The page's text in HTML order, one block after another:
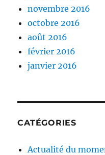
novembre 2016
octobre 2016
août 2016
février 2016
janvier 2016
CATÉGORIES
Actualité du